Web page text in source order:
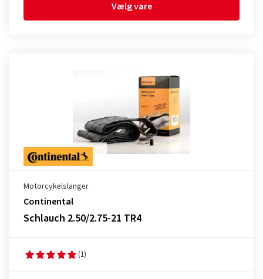
Vælg vare
Motorcykelslanger
Continental
Schlauch 2.50/2.75-21 TR4
(1)